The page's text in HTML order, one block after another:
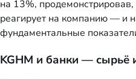
на 13%,
реагирует на компанию — и
фундаментальные
KGHM и банки — сырьё